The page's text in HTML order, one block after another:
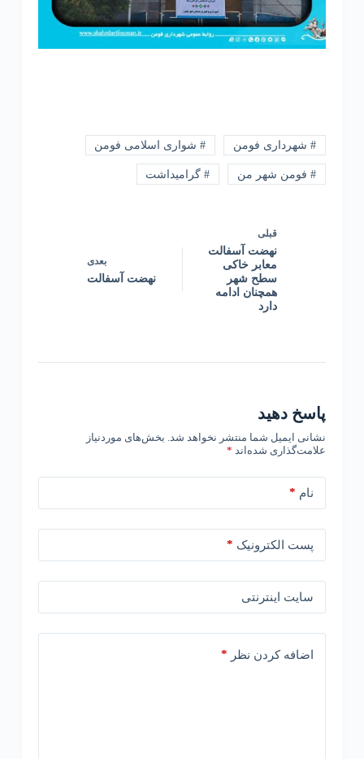
# شهرداری فومن # شواری اسلامی فومن
# فومن شهر من # گرامیداشت
قبلی
نهضت آسفالت
معابر خاکی
سطح شهر
همچنان ادامه
دارد
بعدی
نهضت آسفالت
پاسخ دهید
نشانی ایمیل شما منتشر نخواهد شد. بخش‌های موردنیاز
علامت‌گذاری شده‌اند *
نام *
پست الکترونیک *
سایت اینترنتی
اضافه کردن نظر *